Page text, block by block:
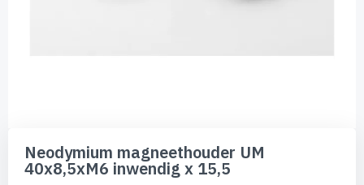
naar
begin
Neodymium magneethouder UM
40x8,5xM6 inwendig x 15,5